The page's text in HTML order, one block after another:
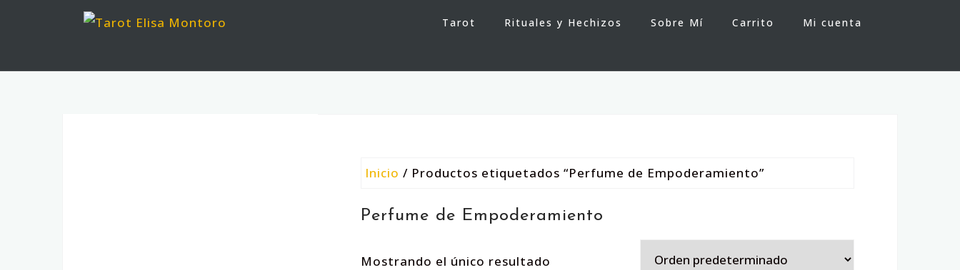
Tarot Rituales y Hechizos Sobre Mí Carrito Mi cuenta
Inicio / Productos etiquetados “Perfume de Empoderamiento”
Perfume de Empoderamiento
Mostrando el único resultado